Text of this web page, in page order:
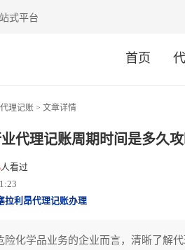
式平台
首页
代理记账 > 文章详情
代理记账周期时间是多久
人看过
拉利昂代理记账办理
险化学品业务的企业而言，清晰了解